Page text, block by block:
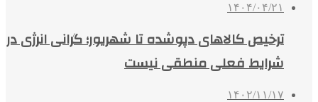
۱۴۰۴/۰۴/۲۱
ترخیص کالاهای دپوشده تا شهریور؛ گرانی انرژی در
شرایط فعلی منطقی نیست
۱۴۰۲/۱۱/۱۷